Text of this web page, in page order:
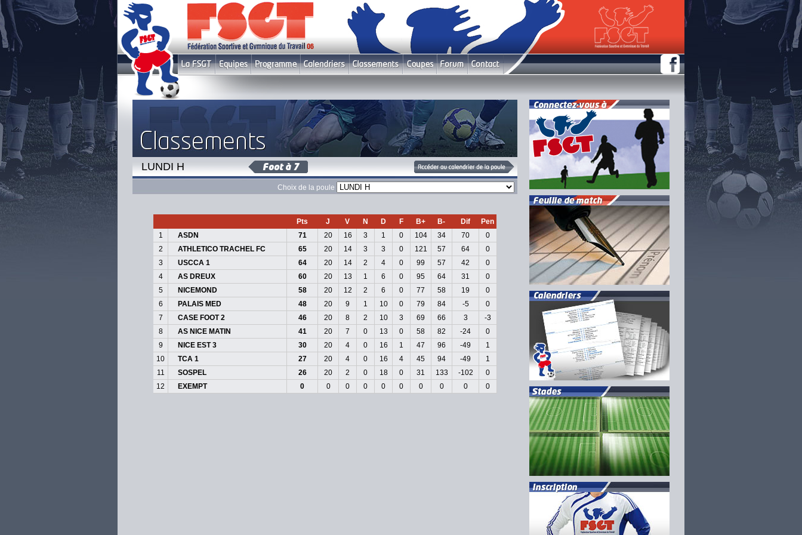
Choix de la poule
LUNDI H
Pts J V N D F B+ B- Dif
Pen
1
ASDN 71 20 16 3 1 0 104 34 70
0
2
ATHLETICO TRACHEL FC 65 20 14 3 3 0 121 57 64
0
3
USCCA 1 64 20 14 2 4 0 99 57 42
0
4
AS DREUX 60 20 13 1 6 0 95 64 31
0
5
NICEMOND 58 20 12 2 6 0 77 58 19
0
6
PALAIS MED 48 20 9 1 10 0 79 84 -5
0
7
CASE FOOT 2 46 20 8 2 10 3 69 66 3
-3
8
AS NICE MATIN 41 20 7 0 13 0 58 82 -24
0
9
NICE EST 3 30 20 4 0 16 1 47 96 -49
1
10
TCA 1 27 20 4 0 16 4 45 94 -49
1
11
SOSPEL 26 20 2 0 18 0 31 133 -102
0
12
EXEMPT 0 0 0 0 0 0 0 0 0 0